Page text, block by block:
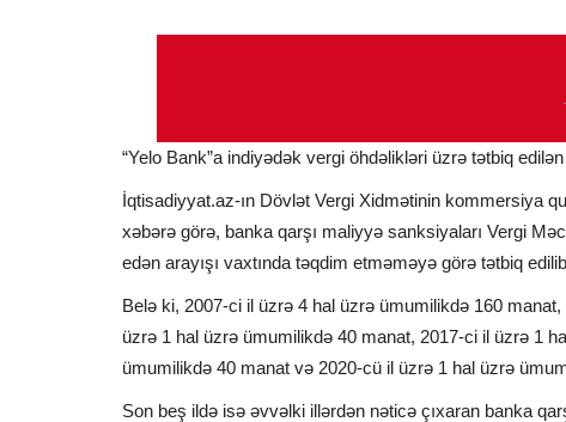
“Yelo Bank”a indiyədək vergi öhdəlikləri üzrə tətbiq
İqtisadiyyat.az-ın Dövlət Vergi Xidmətinin kommersiya
xəbərə görə, banka qarşı maliyyə sanksiyaları Vergi
edən arayışı vaxtında təqdim etməməyə görə tətbiq
Belə ki, 2007-ci il üzrə 4 hal üzrə ümumilikdə 160
üzrə 1 hal üzrə ümumilikdə 40 manat, 2017-ci il üzrə 1
ümumilikdə 40 manat və 2020-cü il üzrə 1 hal üzrə
Son beş ildə isə əvvəlki illərdən nəticə çıxaran banka